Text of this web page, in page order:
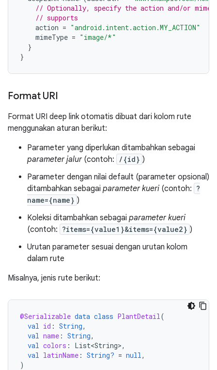
// Optionally, specify the action and/or
// supports
action = "android.intent.action.MY_ACTION"
mimeType = "image/*"
}
}
Format URI
Format URI deep link otomatis dibuat dari kolom rute
menggunakan aturan berikut:
Parameter yang diperlukan ditambahkan sebagai
parameter jalur(contoh: /{id} )
Parameter dengan nilai default (parameter opsional)
ditambahkan sebagai parameter kueri (contoh: ?
name={name} )
Koleksi ditambahkan sebagai parameter kueri
(contoh: ?items={value1}&items={value2} )
Urutan parameter sesuai dengan urutan kolom
dalam rute
Misalnya, jenis rute berikut:
@Serializable data class PlantDetail (
val id : String,
val name : String,
val colors : List<String>,
val latinName : String? = null ,
)